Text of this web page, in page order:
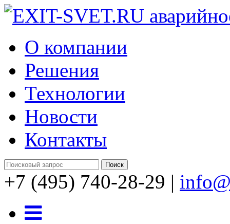
О компании
Решения
Технологии
Новости
Контакты
+7 (495) 740-28-29 |